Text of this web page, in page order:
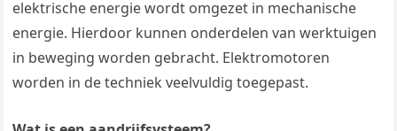
elektrische energie wordt omgezet in mechanische
energie. Hierdoor kunnen onderdelen van werktuigen
in beweging worden gebracht. Elektromotoren
worden in de techniek veelvuldig toegepast.